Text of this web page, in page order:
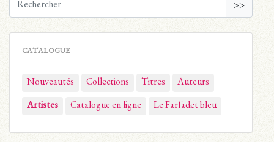
>>
CATALOGUE
Nouveautés Collections Titres Auteurs
Artistes Catalogue en ligne Le Farfadet bleu